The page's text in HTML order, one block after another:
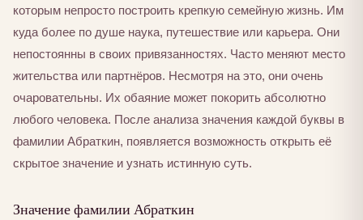
которым непросто построить крепкую семейную жизнь. Им
куда более по душе наука, путешествие или карьера. Они
непостоянны в своих привязанностях. Часто меняют место
жительства или партнёров. Несмотря на это, они очень
очаровательны. Их обаяние может покорить абсолютно
любого человека. После анализа значения каждой буквы в
фамилии Абраткин, появляется возможность открыть её
скрытое значение и узнать истинную суть.
Значение фамилии Абраткин